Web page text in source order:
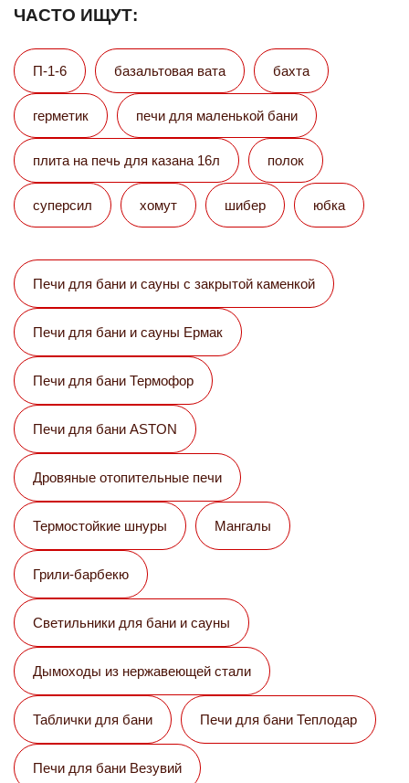
ЧАСТО ИЩУТ:
П-1-6 базальтовая вата бахта
герметик печи для маленькой бани
плита на печь для казана 16л полок
суперсил хомут шибер юбка
Печи для бани и сауны с закрытой каменкой
Печи для бани и сауны Eрмак
Печи для бани Термофор
Печи для бани ASTON
Дровяные отопительные печи
Термостойкие шнуры Мангалы
Грили-барбекю
Светильники для бани и сауны
Дымоходы из нержавеющей стали
Таблички для бани Печи для бани Теплодар
Печи для бани Везувий